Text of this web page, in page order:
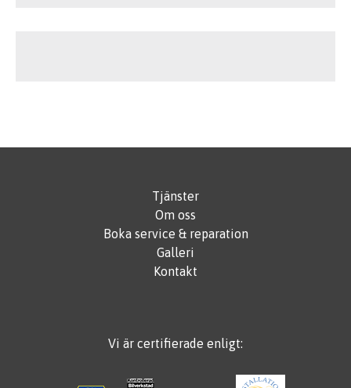
Tjänster
Om oss
Boka service & reparation
Galleri
Kontakt
Vi är certifierade enligt: